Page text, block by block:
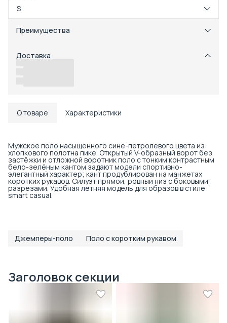
S
Преимущества
Примерка при получении в пункте выдачи
Возможность отказаться от части товаров
Доставка
О товаре Характеристики
Мужское поло насыщенного сине-петролевого цвета из
хлопкового полотна пике. Открытый V-образный ворот без
застёжки и отложной воротник поло с тонким контрастным
бело-зелёным кантом задают модели спортивно-
элегантный характер; кант продублирован на манжетах
коротких рукавов. Силуэт прямой, ровный низ с боковыми
разрезами. Удобная летняя модель для образов в стиле
smart casual.
Джемперы-поло Поло с коротким рукавом
Заголовок секции